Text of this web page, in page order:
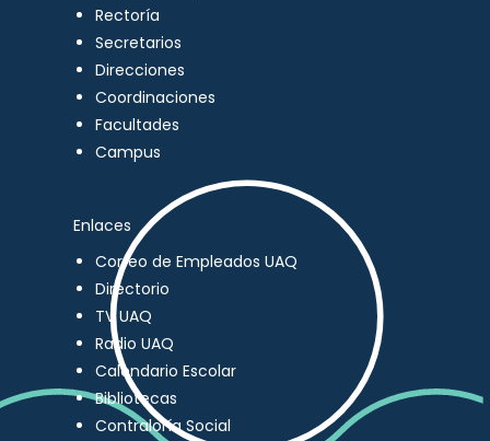
Rectoría
Secretarios
Direcciones
Coordinaciones
Facultades
Campus
Enlaces
Correo de Empleados UAQ
Directorio
TV UAQ
Radio UAQ
Calendario Escolar
Bibliotecas
Contraloría Social